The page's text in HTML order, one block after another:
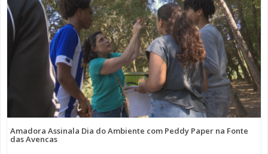
Amadora Assinala Dia do Ambiente com Peddy Paper na Fonte
das Avencas